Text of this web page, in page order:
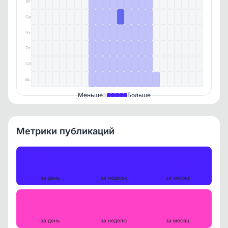
Вт
Ср
Чт
Пт
Сб
Вс
Меньше Больше
Метрики публикаций
за день за неделю за месяц
за день за неделю за месяц